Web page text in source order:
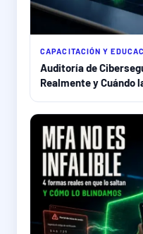
CAPACITACIÓN Y
Auditoría de
Realmente y Cuándo